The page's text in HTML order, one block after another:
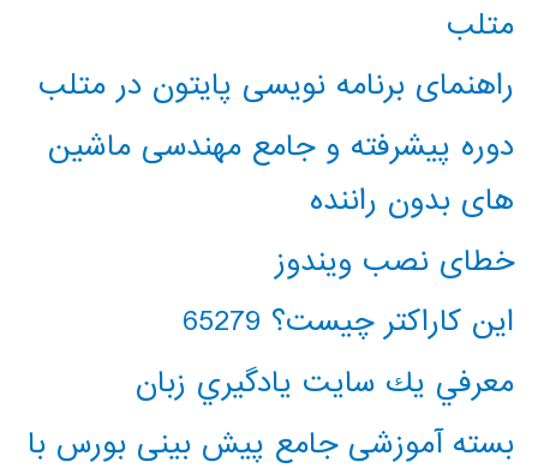
متلب
راهنمای برنامه نویسی پایتون در متلب
دوره پیشرفته و جامع مهندسی ماشین
های بدون راننده
خطای نصب ویندوز
این کاراکتر چیست؟ 65279
معرفي يك سايت يادگيري زبان
بسته آموزشی جامع پیش بینی بورس با